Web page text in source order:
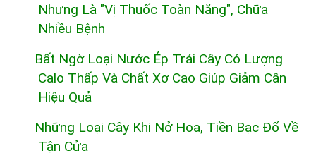
Nhưng Là "vị Thuốc Toàn Năng", Chữa
Nhiều Bệnh
Bất Ngờ Loại Nước Ép Trái Cây Có Lượng
Calo Thấp Và Chất Xơ Cao Giúp Giảm Cân
Hiệu Quả
Những Loại Cây Khi Nở Hoa, Tiền Bạc Đổ Về
Tận Cửa